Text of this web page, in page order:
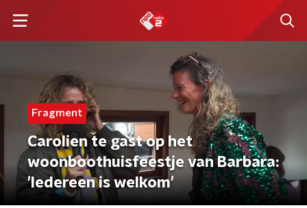
Fragment
Carolien te gast op het
woonboothuisfeestje van Barbara:
'Iedereen is welkom'